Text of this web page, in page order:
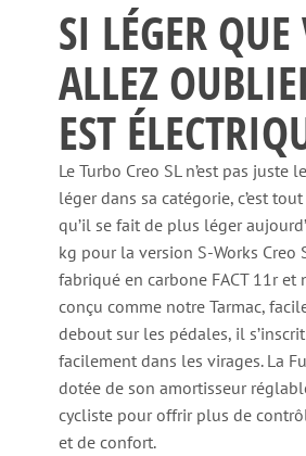
SI LÉGER
ALLEZ
EST
Le Turbo Creo SL n’est pas juste
léger dans sa catégorie, c’est
qu’il se fait de plus léger
kg pour la version S-Works Creo
fabriqué en carbone FACT 11r et
conçu comme notre Tarmac,
debout sur les pédales, il
facilement dans les virages. La
dotée de son amortisseur
cycliste pour offrir plus de
et de confort.